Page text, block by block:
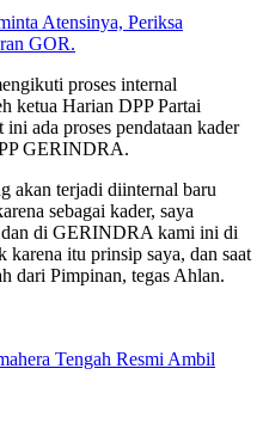
Atensinya, Periksa
GOR.
proses internal
ketua Harian DPP Partai
ada proses pendataan kader
GERINDRA.
akan terjadi diinternal baru
sebagai kader, saya
di GERINDRA kami ini di
itu prinsip saya, dan saat
dari Pimpinan, tegas Ahlan.
Tengah Resmi Ambil